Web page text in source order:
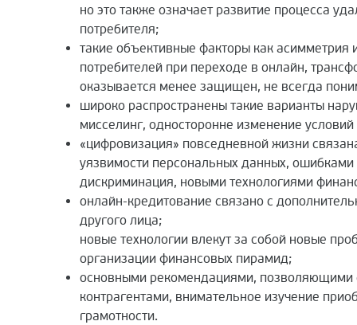
но это также означает развитие процесса
потребителя;
такие объективные факторы как
потребителей при переходе в онлайн,
оказывается менее защищен, не всегда
широко распространены такие варианты
мисселинг, односторонне изменение
«цифровизация» повседневной жизни
уязвимости персональных данных,
дискриминация, новыми технологиями
онлайн-кредитование связано с
другого лица;
новые технологии влекут за собой новые
организации финансовых пирамид;
основными рекомендациями, позволяющими
контрагентами, внимательное изучение
грамотности.